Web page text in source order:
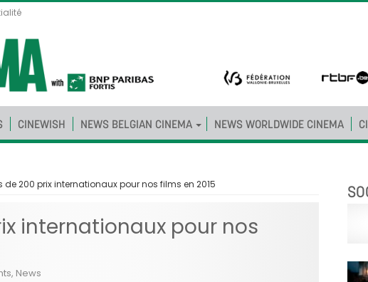
CINEWISH NEWS BELGIAN CINEMA NEWS WORLDWIDE CINEMA
de 200 prix internationaux pour nos films en 2015
internationaux pour nos
, News